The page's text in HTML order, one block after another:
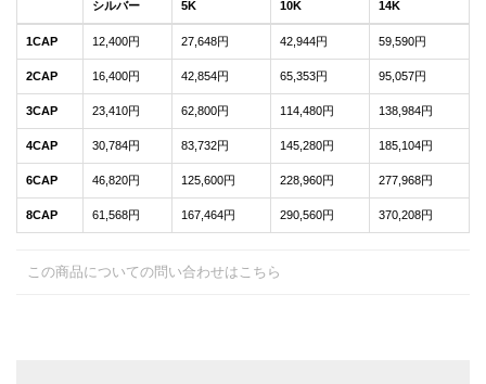
シルバー 5K 10K 14K
1CAP 12,400円 27,648円 42,944円 59,590円
2CAP 16,400円 42,854円 65,353円 95,057円
3CAP 23,410円 62,800円 114,480円 138,984円
4CAP 30,784円 83,732円 145,280円 185,104円
6CAP 46,820円 125,600円 228,960円 277,968円
8CAP 61,568円 167,464円 290,560円 370,208円
この商品についての問い合わせはこちら